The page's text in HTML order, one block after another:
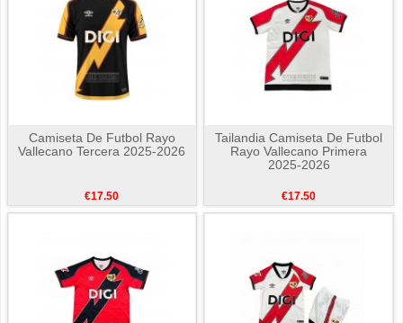
Camiseta De Futbol Rayo
Vallecano Tercera 2025-2026
€17.50
Tailandia Camiseta De Futbol
Rayo Vallecano Primera
2025-2026
€17.50